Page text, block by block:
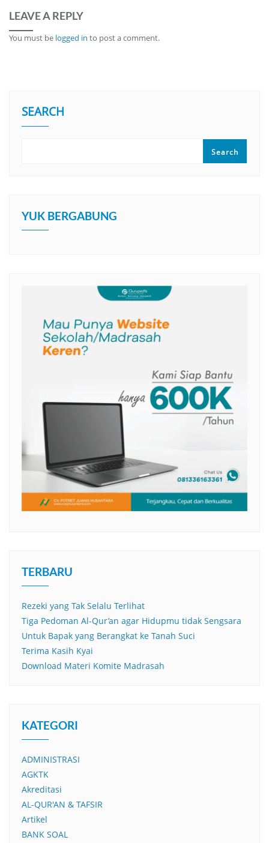
LEAVE A REPLY
You must be logged in to post a comment.
SEARCH
Search
YUK BERGABUNG
TERBARU
Rezeki yang Tak Selalu Terlihat
Tiga Pedoman Al-Qur’an agar Hidupmu tidak Sengsara
Untuk Bapak yang Berangkat ke Tanah Suci
Terima Kasih Kyai
Download Materi Komite Madrasah
KATEGORI
ADMINISTRASI
AGKTK
Akreditasi
AL-QUR'AN & TAFSIR
Artikel
BANK SOAL